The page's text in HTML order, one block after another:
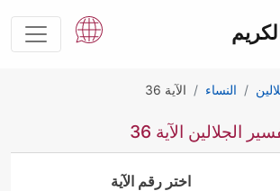
النساء الآية 36
الجلالين الآية 36
اختر رقم الآية